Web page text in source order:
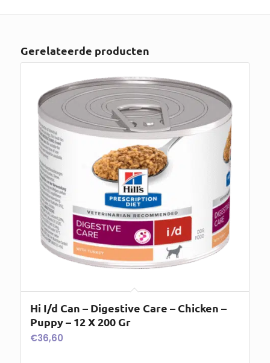
Gerelateerde producten
Hi I/d Can – Digestive Care – Chicken –
Puppy – 12 X 200 Gr
€36,60